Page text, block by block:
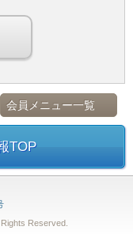
会員メニュー一覧
TOP
Reserved.